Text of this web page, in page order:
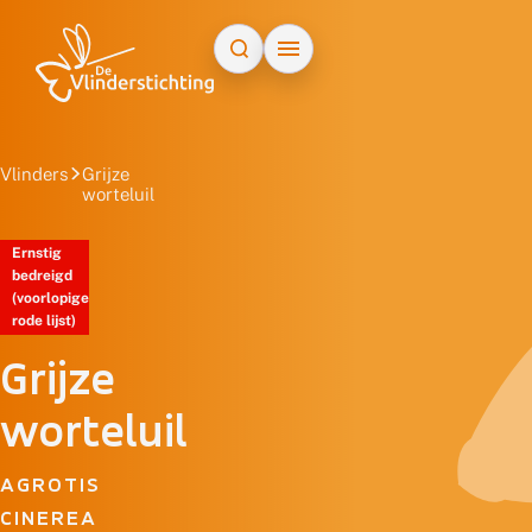
Vlinders
Grijze
worteluil
Ernstig
bedreigd
(voorlopige
rode lijst)
Grijze
worteluil
AGROTIS
CINEREA